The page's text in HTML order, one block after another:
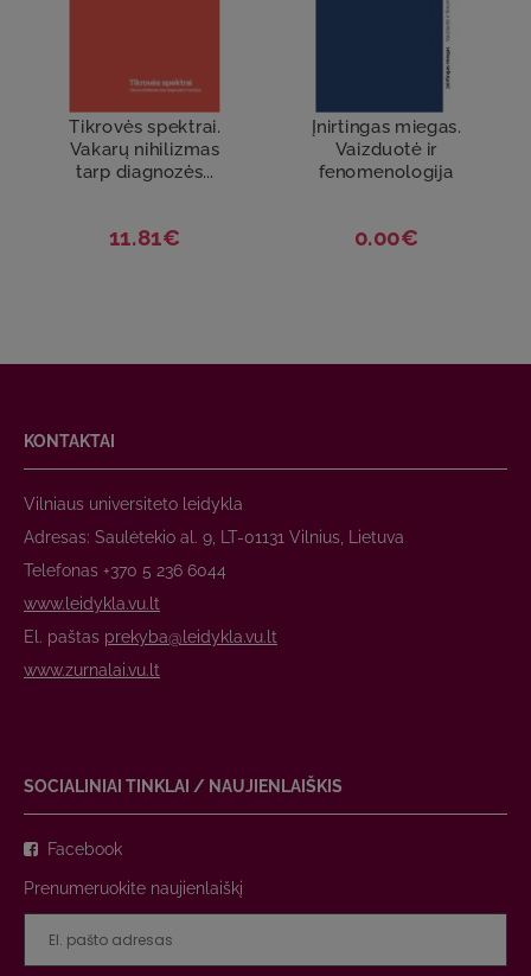
Tikrovės spektrai.
Vakarų nihilizmas
tarp diagnozės...
11.81€
Įnirtingas miegas.
Vaizduotė ir
fenomenologija
0.00€
KONTAKTAI
Vilniaus universiteto leidykla
Adresas: Saulėtekio al. 9, LT-01131 Vilnius, Lietuva
Telefonas +370 5 236 6044
www.leidykla.vu.lt
El. paštas prekyba@leidykla.vu.lt
www.zurnalai.vu.lt
SOCIALINIAI TINKLAI / NAUJIENLAIŠKIS
Facebook
Prenumeruokite naujienlaiškį